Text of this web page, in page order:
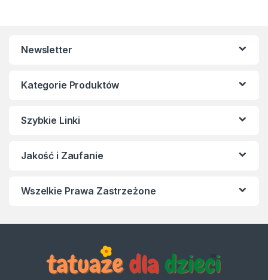
Newsletter
Kategorie Produktów
Szybkie Linki
Jakość i Zaufanie
Wszelkie Prawa Zastrzeżone